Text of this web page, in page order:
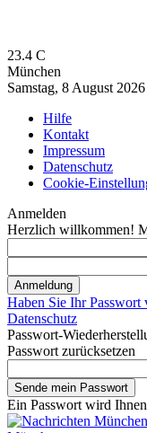
23.4 C
München
Samstag, 8 August 2026
Hilfe
Kontakt
Impressum
Datenschutz
Cookie-
Anmelden
Herzlich willkommen!
Haben Sie Ihr Passwort
Datenschutz
Passwort-
Passwort zurücksetzen
Ein Passwort wird